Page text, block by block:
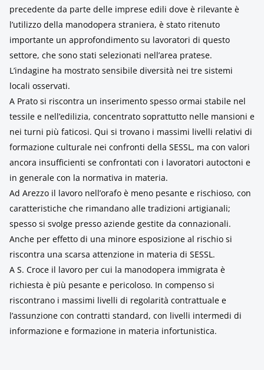
precedente da parte delle imprese edili dove è rilevante è
l’utilizzo della manodopera straniera, è stato ritenuto
importante un approfondimento su lavoratori di questo
settore, che sono stati selezionati nell’area pratese.
L’indagine ha mostrato sensibile diversità nei tre sistemi
locali osservati.
A Prato si riscontra un inserimento spesso ormai stabile nel
tessile e nell’edilizia, concentrato soprattutto nelle mansioni e
nei turni più faticosi. Qui si trovano i massimi livelli relativi di
formazione culturale nei confronti della SESSL, ma con valori
ancora insufficienti se confrontati con i lavoratori autoctoni e
in generale con la normativa in materia.
Ad Arezzo il lavoro nell’orafo è meno pesante e rischioso, con
caratteristiche che rimandano alle tradizioni artigianali;
spesso si svolge presso aziende gestite da connazionali.
Anche per effetto di una minore esposizione al rischio si
riscontra una scarsa attenzione in materia di SESSL.
A S. Croce il lavoro per cui la manodopera immigrata è
richiesta è più pesante e pericoloso. In compenso si
riscontrano i massimi livelli di regolarità contrattuale e
l’assunzione con contratti standard, con livelli intermedi di
informazione e formazione in materia infortunistica.